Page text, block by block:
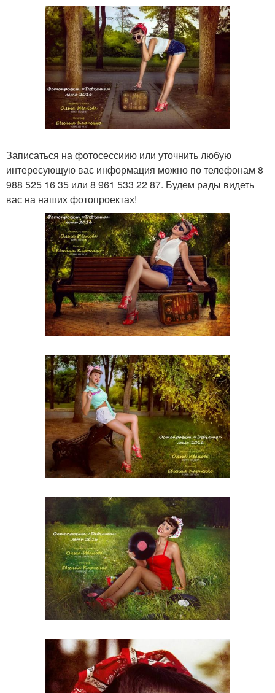
Записаться на фотосессиию или уточнить любую
интересующую вас информация можно по телефонам 8
988 525 16 35 или 8 961 533 22 87. Будем рады видеть
вас на наших фотопроектах!